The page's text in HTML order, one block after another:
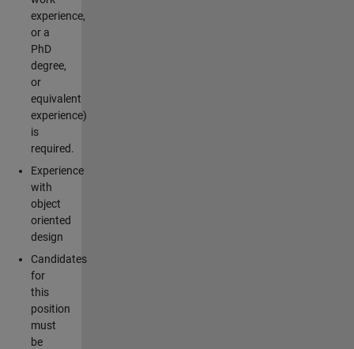
experience,
or a
PhD
degree,
or
equivalent
experience)
is
required.
Experience
with
object
oriented
design
Candidates
for
this
position
must
be